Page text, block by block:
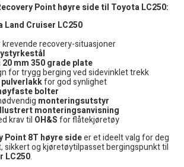
Point høyre side til Toyota LC250:
Land Cruiser LC250
recovery-situasjoner
20 mm 350 grade plate
for trygg berging ved sidevinklet trekk
pulverlakkfor god synlighet
bolter
monteringsutstyr
monteringsanvisning
krav til OH&Sfor flåtekjøretøy
Point 8T høyre sideer et ideelt valg for deg
sikkert og kjøretøytilpasset bergingspunkt til
LC250.